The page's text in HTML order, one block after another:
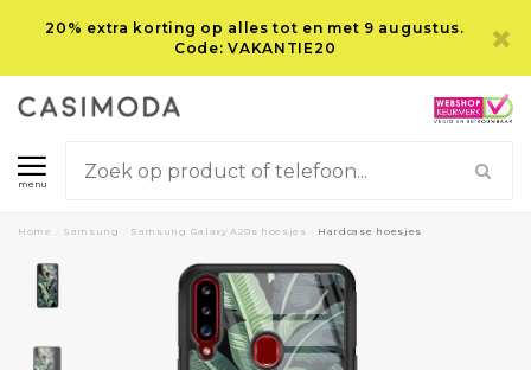
20% extra korting op alles tot en met 9 augustus.
Code: VAKANTIE20
menu
Home Samsung Samsung Galaxy A20s hoesjes Hardcase hoesjes